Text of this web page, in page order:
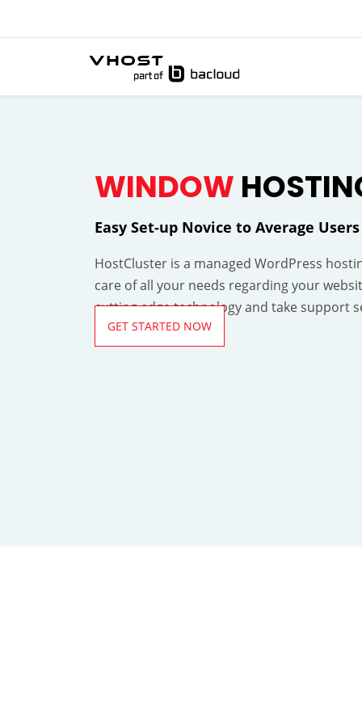
WINDOW
Easy Set-up Novice to Average Users
HostCluster is a managed WordPress
care of all your needs regarding your
cutting edge technology and take support
GET STARTED NOW